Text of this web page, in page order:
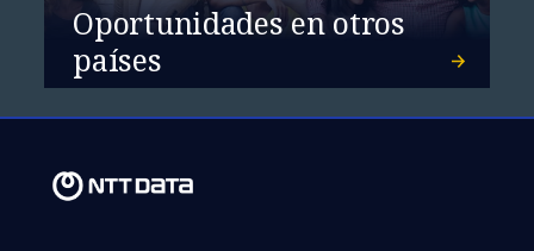
NTT DATA, líder en
Servicios de Sostenibilidad
Oportunidades en otros
países